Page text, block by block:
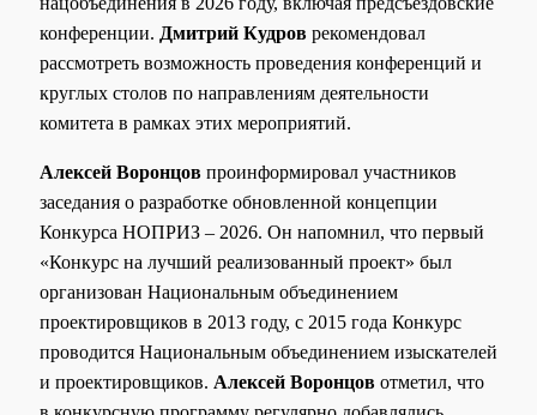
конференции. Дмитрий Кудроврекомендовал
рассмотреть возможность проведения конференций и
круглых столов по направлениям деятельности
комитета в рамках этих мероприятий.
Алексей Воронцовпроинформировал участников
заседания о разработке обновленной концепции
Конкурса НОПРИЗ – 2026. Он напомнил, что первый
«Конкурс на лучший реализованный проект» был
организован Национальным объединением
проектировщиков в 2013 году, с 2015 года Конкурс
проводится Национальным объединением изыскателей
и проектировщиков. Алексей Воронцовотметил, что